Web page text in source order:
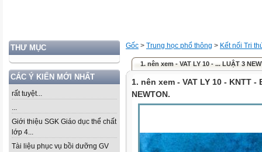
THƯ MỤC
CÁC Ý KIẾN MỚI NHẤT
rất tuyệt...
...
Giới thiệu SGK Giáo dục thể chất
lớp 4...
Tài liệu phục vụ bồi dưỡng GV
Gốc > Trung học phổ thông > Kết nối Tri
1. nên xem - VAT LY 10 - ... LUẬT 3
1. nên xem - VAT LY 10 - KNTT -
NEWTON.